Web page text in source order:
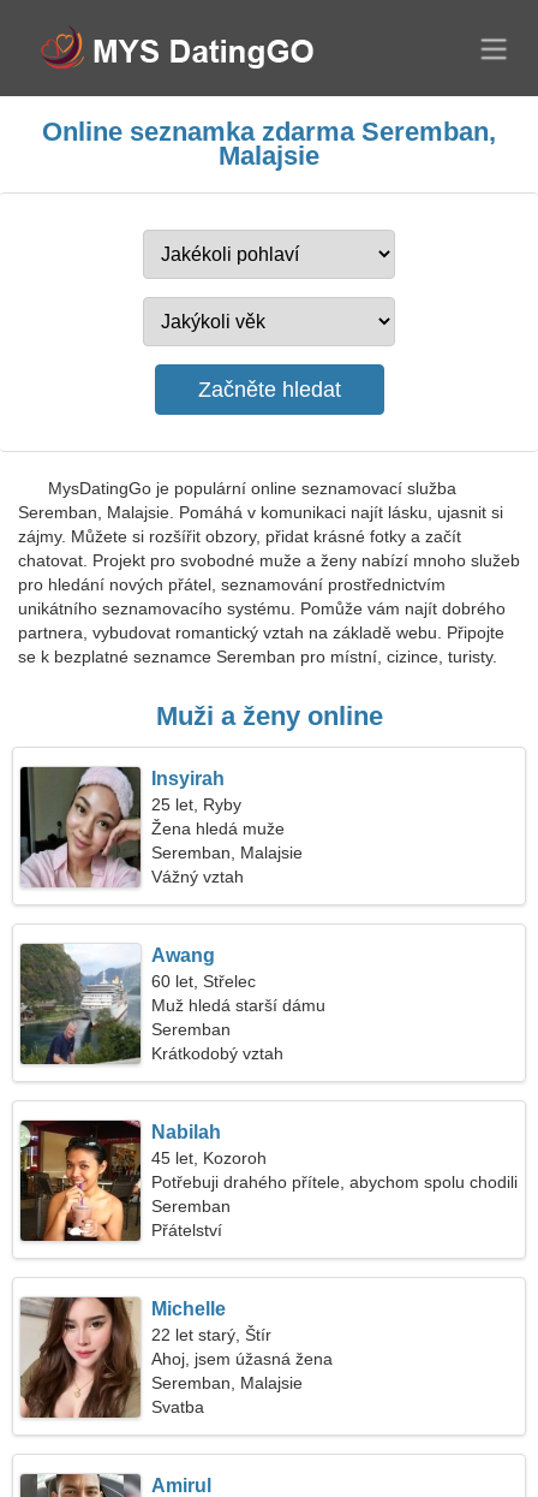
Online seznamka zdarma Seremban,
Malajsie
MysDatingGo je populární online seznamovací služba
Seremban, Malajsie. Pomáhá v komunikaci najít lásku, ujasnit si
zájmy. Můžete si rozšířit obzory, přidat krásné fotky a začít
chatovat. Projekt pro svobodné muže a ženy nabízí mnoho služeb
pro hledání nových přátel, seznamování prostřednictvím
unikátního seznamovacího systému. Pomůže vám najít dobrého
partnera, vybudovat romantický vztah na základě webu. Připojte
se k bezplatné seznamce Seremban pro místní, cizince, turisty.
Muži a ženy online
Insyirah
25 let, Ryby
Žena hledá muže
Seremban, Malajsie
Vážný vztah
Awang
60 let, Střelec
Muž hledá starší dámu
Seremban
Krátkodobý vztah
Nabilah
45 let, Kozoroh
Potřebuji drahého přítele, abychom spolu chodili
Seremban
Přátelství
Michelle
22 let starý, Štír
Ahoj, jsem úžasná žena
Seremban, Malajsie
Svatba
Amirul